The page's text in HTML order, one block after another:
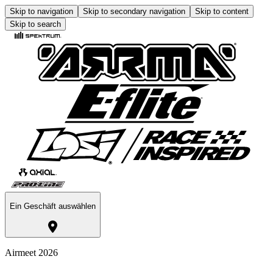
Skip to navigation Skip to secondary navigation
Skip to content
Skip to search
Ein Geschäft auswählen
Airmeet 2026